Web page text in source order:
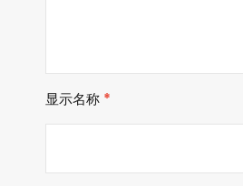
显示名称 *